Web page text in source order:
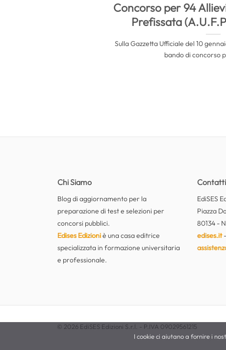
Concorso per 94
Prefissata
Sulla Gazzetta Ufficiale del 10
bando di concorso
Chi Siamo
Blog di aggiornamento per la
preparazione di test e selezioni per
concorsi pubblici.
Edises Edizioniè una casa editrice
specializzata in formazione universitaria
e professionale.
Contatti
EdiSES
Piazza
80134 -
edises.it-
© 2026 EdiSES Edizioni S.r.l. - P.IVA 09029561215
I cookie ci aiutano a fornire i